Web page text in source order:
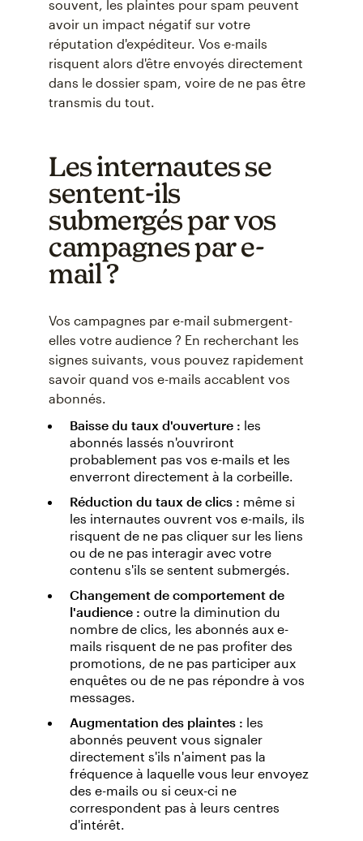
souvent, les plaintes pour spam peuvent
avoir un impact négatif sur votre
réputation d'expéditeur. Vos e-mails
risquent alors d'être envoyés directement
dans le dossier spam, voire de ne pas être
transmis du tout.
Les internautes se
sentent-ils
submergés par vos
campagnes par e-
mail ?
Vos campagnes par e-mail submergent-
elles votre audience ? En recherchant les
signes suivants, vous pouvez rapidement
savoir quand vos e-mails accablent vos
abonnés.
Baisse du taux d'ouverture : les
abonnés lassés n'ouvriront
probablement pas vos e-mails et les
enverront directement à la corbeille.
Réduction du taux de clics : même si
les internautes ouvrent vos e-mails, ils
risquent de ne pas cliquer sur les liens
ou de ne pas interagir avec votre
contenu s'ils se sentent submergés.
Changement de comportement de
l'audience : outre la diminution du
nombre de clics, les abonnés aux e-
mails risquent de ne pas profiter des
promotions, de ne pas participer aux
enquêtes ou de ne pas répondre à vos
messages.
Augmentation des plaintes : les
abonnés peuvent vous signaler
directement s'ils n'aiment pas la
fréquence à laquelle vous leur envoyez
des e-mails ou si ceux-ci ne
correspondent pas à leurs centres
d'intérêt.